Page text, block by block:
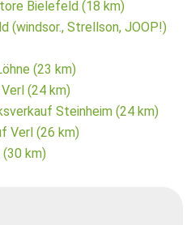
Bielefeld (18 km)
(windsor., Strellson, JOOP!)
(23 km)
(24 km)
Steinheim (24 km)
Verl (26 km)
km)